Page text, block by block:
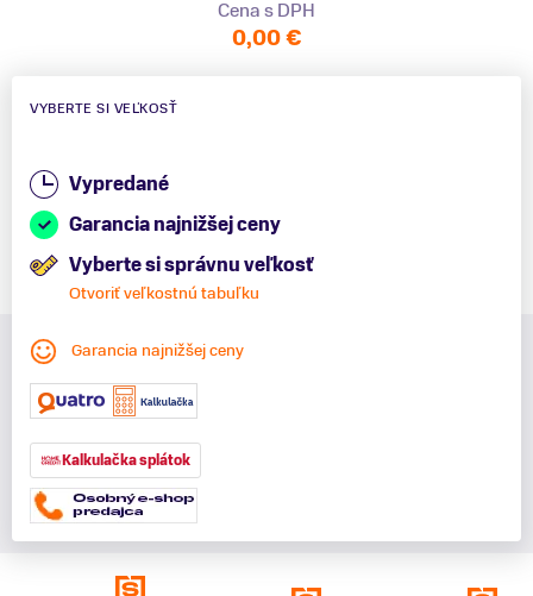
Cena s DPH
0,00 €
VYBERTE SI VEĽKOSŤ
Vypredané
Garancia najnižšej ceny
Vyberte si správnu veľkosť
Otvoriť veľkostnú tabuľku
Garancia najnižšej ceny
Kalkulačka splátok